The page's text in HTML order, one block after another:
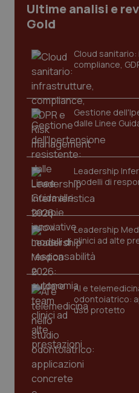
Ultime analisi e
Gold
Cloud
compliance,
Gestione
dalle Linee
Leadership
modelli di
Leadership
clinici ad alte
AI e
odontoiatrico:
uso protetto
CookieScriptConsent
tracking-sites-ironfish-
tracking-enable
session-id